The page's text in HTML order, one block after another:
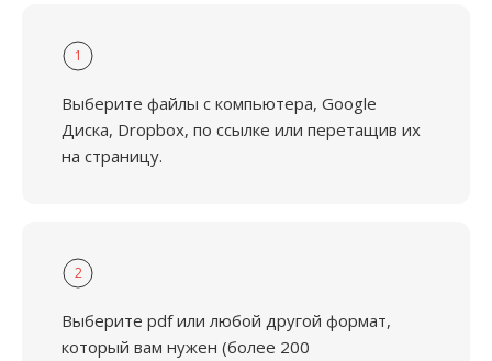
1
Выберите файлы с компьютера, Google
Диска, Dropbox, по ссылке или перетащив их
на страницу.
2
Выберите pdf или любой другой формат,
который вам нужен (более 200